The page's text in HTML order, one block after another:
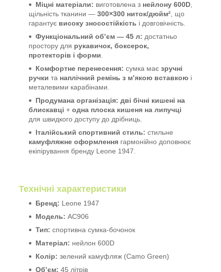
Міцні матеріали: виготовлена з нейлону 600D,
щільність тканини — 300×300 ниток/дюйм², що
гарантує високу зносостійкість і довговічність.
Функціональний об’єм — 45 л: достатньо
простору для рукавичок, боксерок,
протекторів і форми.
Комфортне перенесення: сумка має зручні
ручки та наплічний ремінь з м’якою вставкою і
металевими карабінами.
Продумана організація: дві бічні кишені на
блискавці + одна плоска кишеня на липучці
для швидкого доступу до дрібниць.
Італійський спортивний стиль: стильне
камуфляжне оформлення гармонійно доповнює
екіпірування бренду Leone 1947.
Технічні характеристики
Бренд: Leone 1947
Модель: AC906
Тип: спортивна сумка-бочонок
Матеріал: нейлон 600D
Колір: зелений камуфляж (Camo Green)
Об’єм: 45 літрів